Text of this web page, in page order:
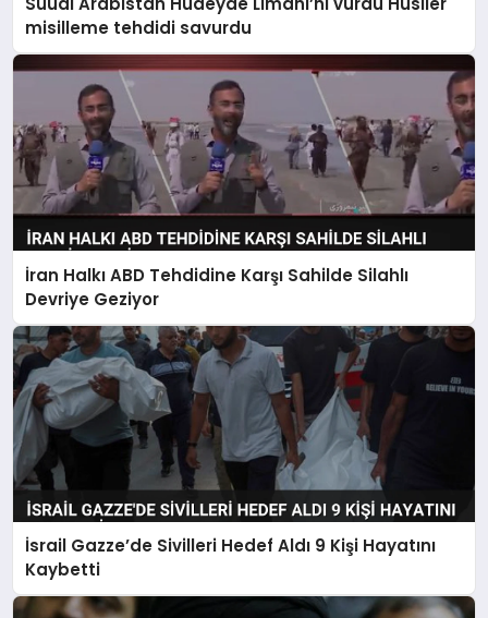
misilleme tehdidi savurdu
İran Halkı ABD Tehdidine Karşı Sahilde Silahlı
Devriye Geziyor
İsrail Gazze’de Sivilleri Hedef Aldı 9 Kişi Hayatını
Kaybetti